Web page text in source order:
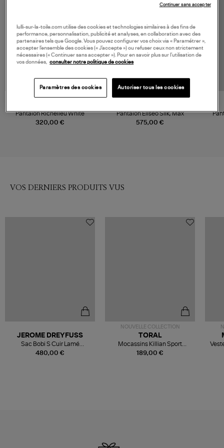
320,00 €
Pantalon Richelieu White
575,00 €
Pantalon Eliseo Silk, Max
VOS DERNIERS PRODUITS VUS
480,00 €
JEROME DREYFUSS
Sac Bobi S Cuir Lamé
Champagne
NOUVELLE COLLECTION
189,00 €
TORAL
Mocassins Killian Sport
Mousse
lulli-sur-la-toile.com utilise des cookies et technologies similaires à des fins de
performance, personnalisation, publicité et analyses, en collaboration avec des
partenaires tels que Google. Vous pouvez configurer vos choix via « Paramétrer »,
accepter l’ensemble des cookies (« J’accepte ») ou refuser ceux non strictement
nécessaires (« Continuer sans accepter »). Pour en savoir plus sur l’utilisation de
vos données, consulter notre politique de cookies
Paramètres des cookies Autoriser tous les cookies
Continuer sans accepter